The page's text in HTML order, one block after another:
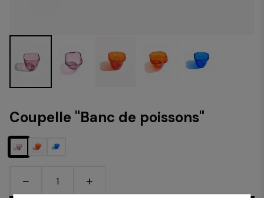
Coupelle "Banc de poissons"
− +